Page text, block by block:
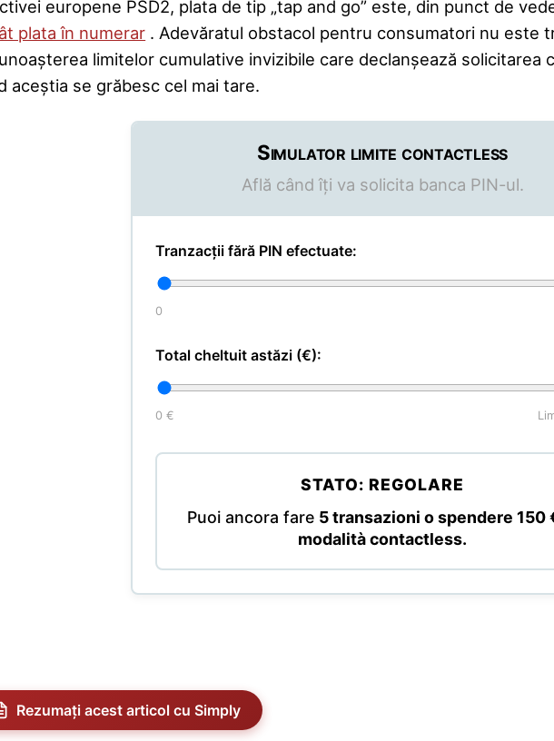
europene PSD2, plata de tip „tap and go” este, din punct de
plata în numerar . Adevăratul obstacol pentru consumatori nu este
limitelor cumulative invizibile care declanșează solicitarea
aceștia se grăbesc cel mai tare.
Simulator limite contactless
Află când îți va solicita banca PIN-ul.
Tranzacții fără PIN efectuate:
0
Total cheltuit astăzi (€):
0 €
STATO: REGOLARE
Puoi ancora fare 5 transazioni o spendere 150
modalità contactless.
Rezumați acest articol cu Simply